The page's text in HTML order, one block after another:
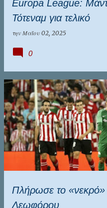
Europa League:
Τότεναμ για τελικό
την Μαΐου 02, 2025
0
Πλήρωσε το «νεκρό»
Λεωφόρου